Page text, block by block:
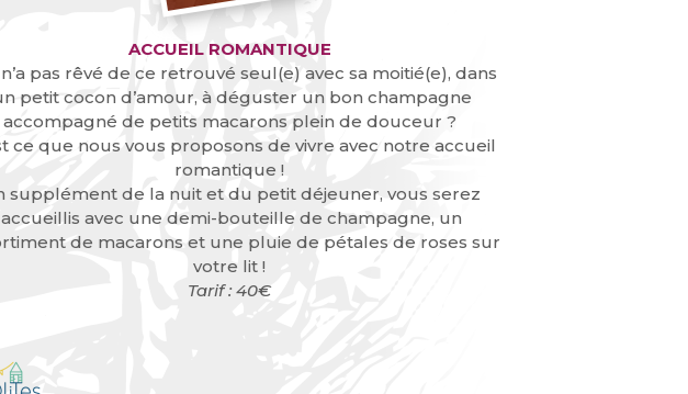
ACCUEIL ROMANTIQUE
pas rêvé de ce retrouvé seul(e) avec sa moitié(e), dans
petit cocon d’amour, à déguster un bon champagne
accompagné de petits macarons plein de douceur ?
ce que nous vous proposons de vivre avec notre accueil
romantique !
supplément de la nuit et du petit déjeuner, vous serez
accueillis avec une demi-bouteille de champagne, un
de macarons et une pluie de pétales de roses sur
votre lit !
Tarif : 40€